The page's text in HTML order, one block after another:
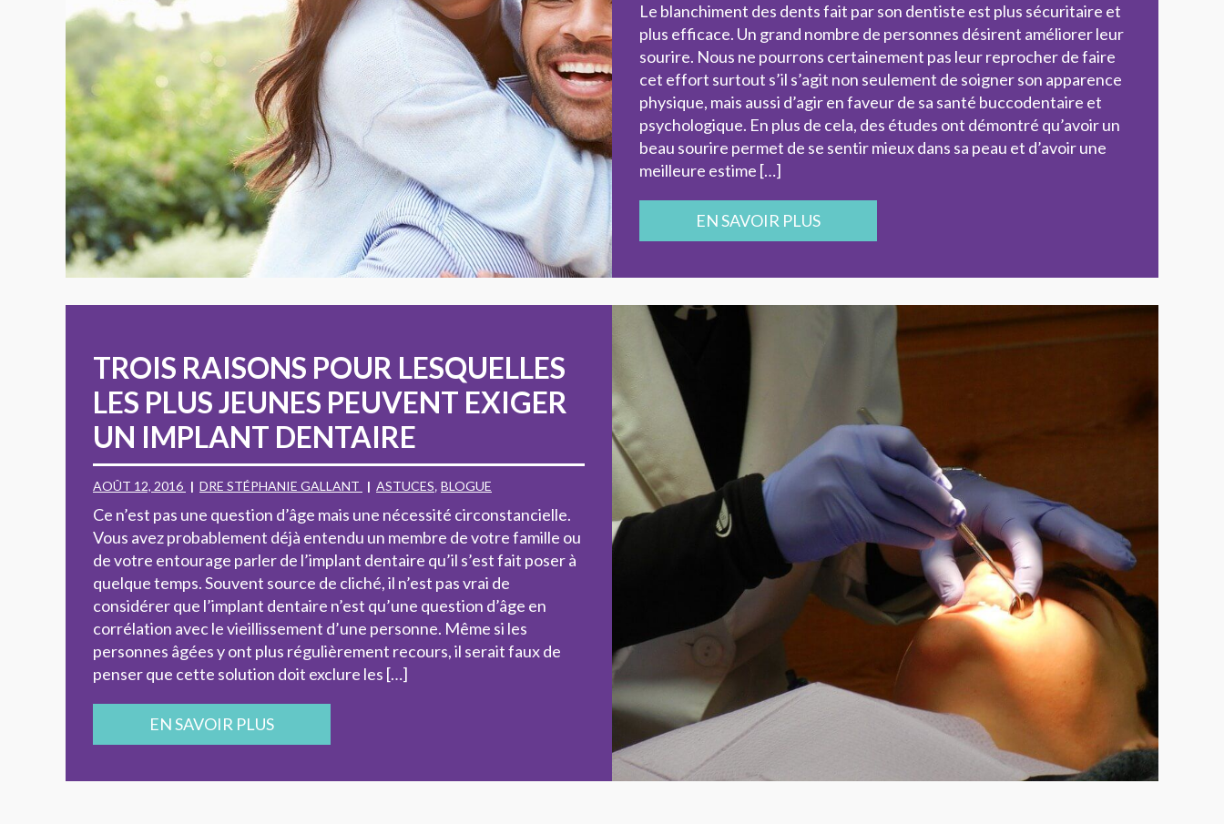
Le blanchiment des dents fait par son dentiste est plus sécuritaire et
plus efficace. Un grand nombre de personnes désirent améliorer leur
sourire. Nous ne pourrons certainement pas leur reprocher de faire
cet effort surtout s’il s’agit non seulement de soigner son apparence
physique, mais aussi d’agir en faveur de sa santé buccodentaire et
psychologique. En plus de cela, des études ont démontré qu’avoir un
beau sourire permet de se sentir mieux dans sa peau et d’avoir une
meilleure estime […]
EN SAVOIR PLUS
TROIS RAISONS POUR LESQUELLES
LES PLUS JEUNES PEUVENT EXIGER
UN IMPLANT DENTAIRE
AOÛT 12, 2016 DRE STÉPHANIE GALLANT ASTUCES, BLOGUE
Ce n’est pas une question d’âge mais une nécessité circonstancielle.
Vous avez probablement déjà entendu un membre de votre famille ou
de votre entourage parler de l’implant dentaire qu’il s’est fait poser à
quelque temps. Souvent source de cliché, il n’est pas vrai de
considérer que l’implant dentaire n’est qu’une question d’âge en
corrélation avec le vieillissement d’une personne. Même si les
personnes âgées y ont plus régulièrement recours, il serait faux de
penser que cette solution doit exclure les […]
EN SAVOIR PLUS